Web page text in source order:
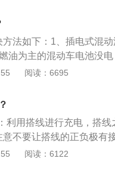
，千万不能搞错跨接电缆
援车电池的正极端子连接
部分连接（接地线）。
高发动机的转速，约5分
按与连接跨接电缆相反
法如下：1、插电式混
油为主的混动车电池没
电池不会没电，发动机在
它是由两套动力系统来
机发动机共同驱动，但是
于普通燃油车。2、
依靠电动机输出动力，
合动力车，俗称EREV。
阅读：6695
利用搭线进行充电，搭
不要让搭线的正负极有
关于荣威rx5的相关介绍
阅读：6122